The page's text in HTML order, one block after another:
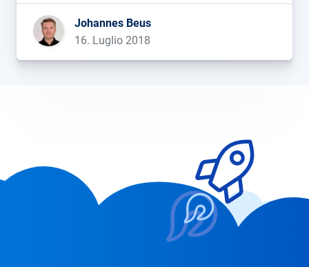
Johannes Beus
16. Luglio 2018